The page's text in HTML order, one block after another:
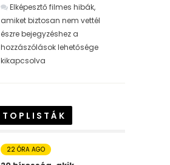
Elképesztő filmes hibák,
amiket biztosan nem vettél
észre bejegyzéshez a
hozzászólások lehetősége
kikapcsolva
TOPLISTÁK
22 ÓRA AGO